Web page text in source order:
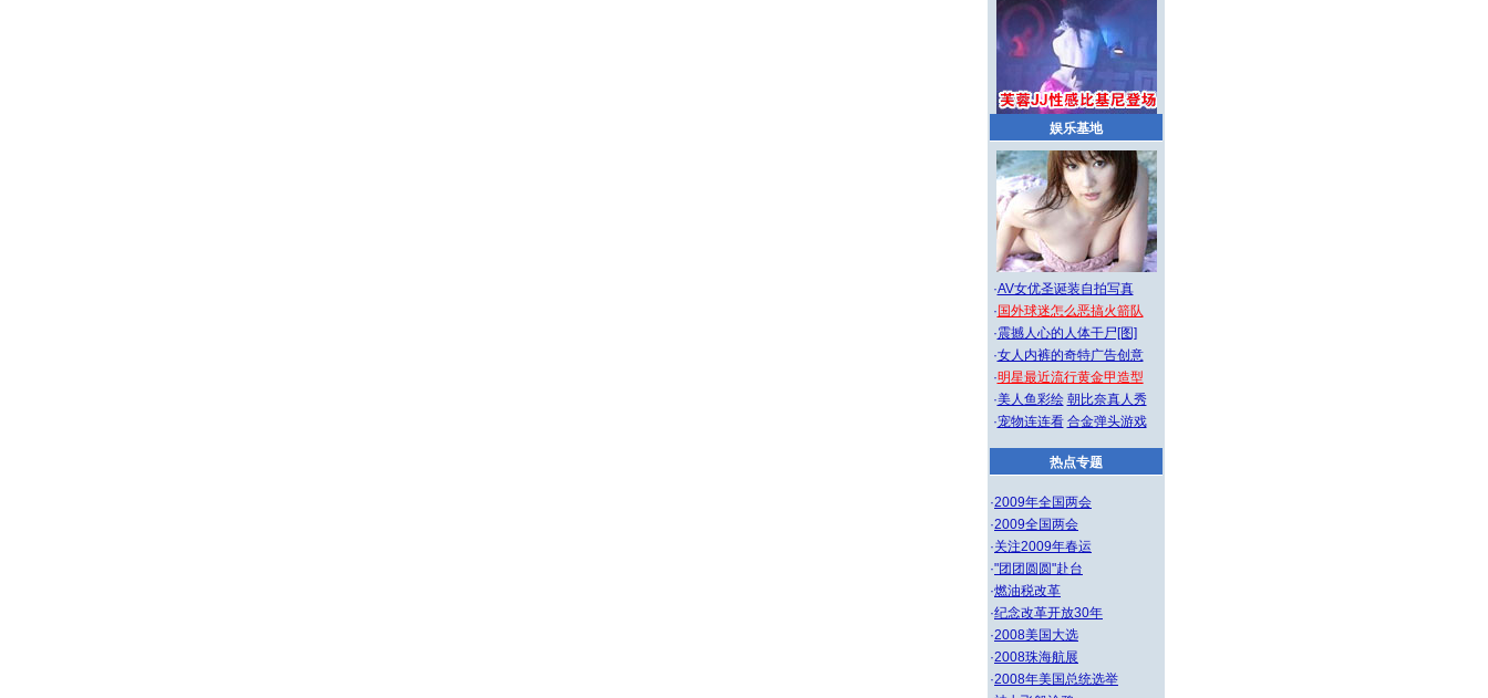
娱乐基地
·AV女优圣诞装自拍写真
· 国外球迷怎么恶搞火箭队
·震撼人心的人体干尸[图]
·女人内裤的奇特广告创意
·明星最近流行黄金甲造型
·美人鱼彩绘 朝比奈真人秀
·宠物连连看 合金弹头游戏
热点专题
·2009年全国两会
·2009全国两会
·关注2009年春运
·"团团圆圆"赴台
·燃油税改革
·纪念改革开放30年
·2008美国大选
·2008珠海航展
·2008年美国总统选举